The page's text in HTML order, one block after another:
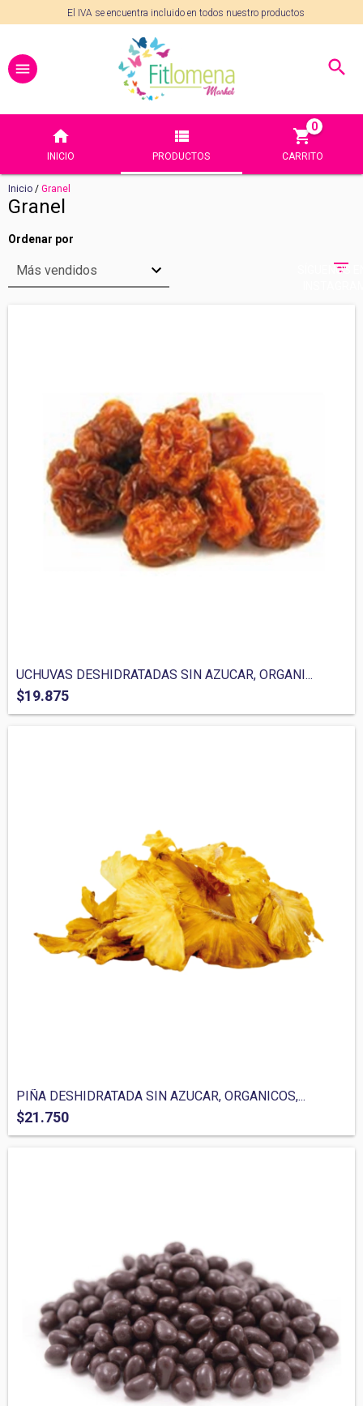
El IVA se encuentra incluido en todos nuestro productos
INICIO PRODUCTOS CARRITO
0
Inicio / Granel
Granel
Ordenar por
UCHUVAS DESHIDRATADAS SIN AZUCAR, ORGANI...
$19.875
PIÑA DESHIDRATADA SIN AZUCAR, ORGANICOS,...
$21.750